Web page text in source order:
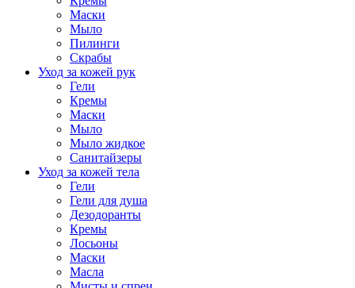
Маски
Мыло
Пилинги
Скрабы
Уход за кожей рук
Гели
Кремы
Маски
Мыло
Мыло жидкое
Санитайзеры
Уход за кожей тела
Гели
Гели для душа
Дезодоранты
Кремы
Лосьоны
Маски
Масла